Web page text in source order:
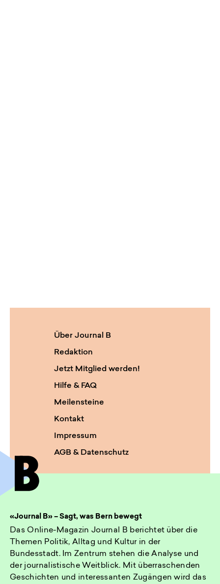
Über Journal B
Redaktion
Jetzt Mitglied werden!
Hilfe & FAQ
Meilensteine
Kontakt
Impressum
AGB & Datenschutz
«Journal B» – Sagt, was Bern bewegt
Das Online-Magazin Journal B berichtet über die
Themen Politik, Alltag und Kultur in der
Bundesstadt. Im Zentrum stehen die Analyse und
der journalistische Weitblick. Mit überraschenden
Geschichten und interessanten Zugängen wird das